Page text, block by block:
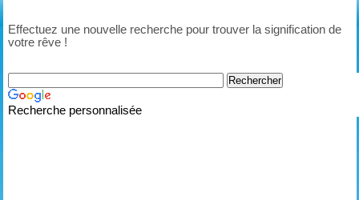
Effectuez une nouvelle recherche pour trouver la signification de
votre rêve !
Recherche personnalisée